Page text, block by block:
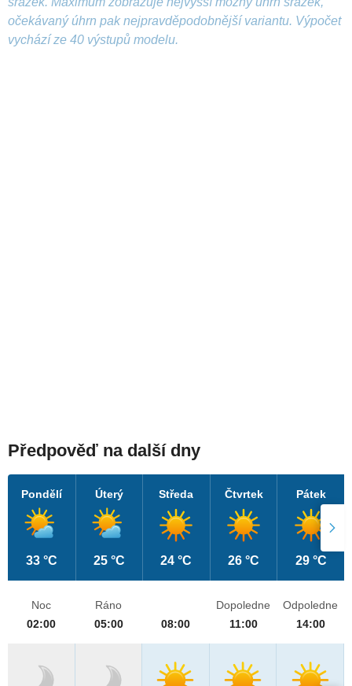
očekávaný úhrn pak nejpravděpodobnější variantu. Výpočet
vychází ze 40 výstupů modelu.
Předpověď na další dny
Pondělí
33 °C
Úterý
25 °C
Středa
24 °C
Čtvrtek
26 °C
Pátek
29 °C
Noc
02:00
Ráno
05:00
08:00
Dopoledne
11:00
Odpoledne
14:00